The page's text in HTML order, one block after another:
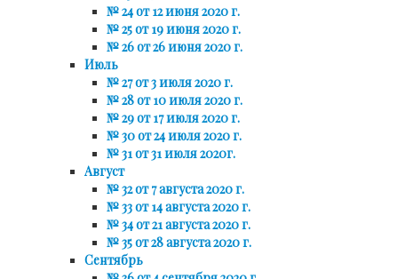
№ 24 от 12 июня 2020 г.
№ 25 от 19 июня 2020 г.
№ 26 от 26 июня 2020 г.
Июль
№ 27 от 3 июля 2020 г.
№ 28 от 10 июля 2020 г.
№ 29 от 17 июля 2020 г.
№ 30 от 24 июля 2020 г.
№ 31 от 31 июля 2020г.
Август
№ 32 от 7 августа 2020 г.
№ 33 от 14 августа 2020 г.
№ 34 от 21 августа 2020 г.
№ 35 от 28 августа 2020 г.
Сентябрь